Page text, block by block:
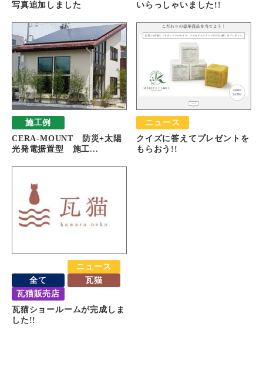
写真追加しました
いらっしゃいました!!
施工例
CERA-MOUNT 防災+太陽
光発電据置型 施工...
ニュース
クイズに答えてプレゼントを
もらおう!!
ニュース
全て
瓦猫
瓦猫販売店
瓦猫ショールームが完成しま
した!!